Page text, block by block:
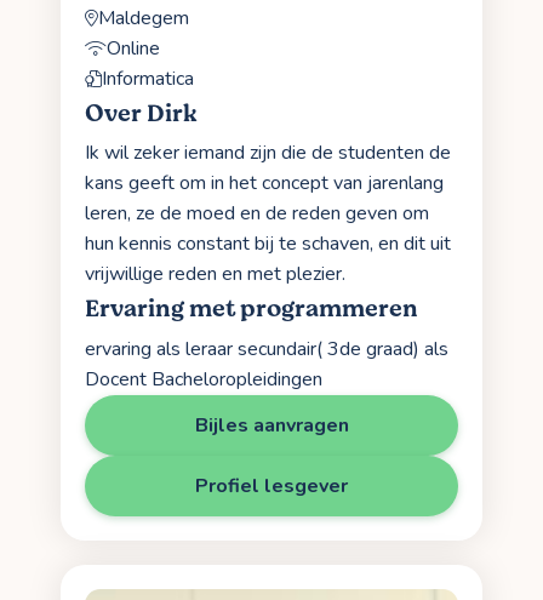
Maldegem
Online
Informatica
Over Dirk
Ik wil zeker iemand zijn die de studenten de
kans geeft om in het concept van jarenlang
leren, ze de moed en de reden geven om
hun kennis constant bij te schaven, en dit uit
vrijwillige reden en met plezier.
Ervaring met programmeren
ervaring als leraar secundair( 3de graad) als
Docent Bacheloropleidingen
Bijles aanvragen
Profiel lesgever